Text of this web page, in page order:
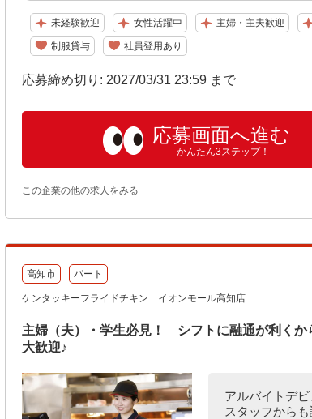
未経験歓迎 女性活躍中 主婦・主夫歓迎
制服貸与 社員登用あり
応募締め切り: 2027/03/31 23:59 まで
応募画面へ進む
かんたん3ステップ！
この企業の他の求人をみる
高知市 パート
ケンタッキーフライドチキン イオンモール高知店
主婦（夫）・学生必見！ シフトに融通が利く
大歓迎♪
アルバイトデ
スタッフから